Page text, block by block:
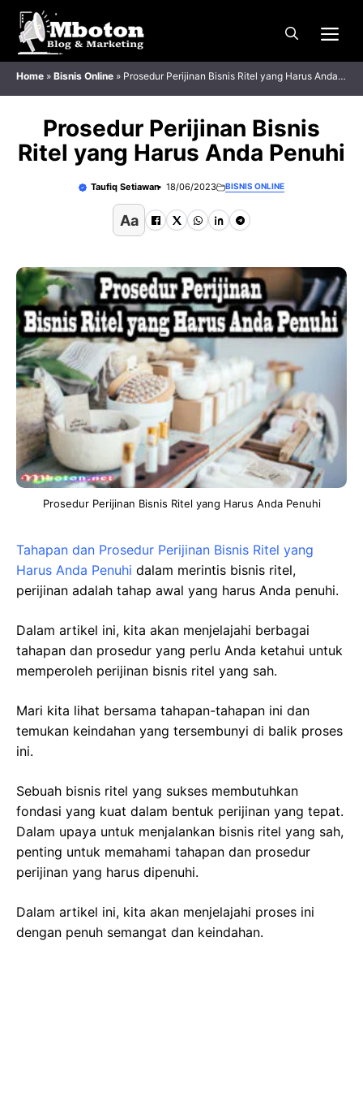
Langsung
Home » Bisnis Online » Prosedur Perijinan Bisnis Ritel yang Harus Anda
Penuhi
Prosedur Perijinan Bisnis
Ritel yang Harus Anda Penuhi
Taufiq Setiawan 18/06/2023 BISNIS ONLINE
Aa
Prosedur Perijinan Bisnis Ritel yang Harus Anda Penuhi
Tahapan dan Prosedur Perijinan Bisnis Ritel yang
Harus Anda Penuhi dalam merintis bisnis ritel,
perijinan adalah tahap awal yang harus Anda penuhi.
Dalam artikel ini, kita akan menjelajahi berbagai
tahapan dan prosedur yang perlu Anda ketahui untuk
memperoleh perijinan bisnis ritel yang sah.
Mari kita lihat bersama tahapan-tahapan ini dan
temukan keindahan yang tersembunyi di balik proses
ini.
Sebuah bisnis ritel yang sukses membutuhkan
fondasi yang kuat dalam bentuk perijinan yang tepat.
Dalam upaya untuk menjalankan bisnis ritel yang sah,
penting untuk memahami tahapan dan prosedur
perijinan yang harus dipenuhi.
Dalam artikel ini, kita akan menjelajahi proses ini
dengan penuh semangat dan keindahan.